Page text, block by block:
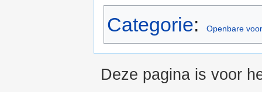
Categorie: Openbare
Deze pagina is voor